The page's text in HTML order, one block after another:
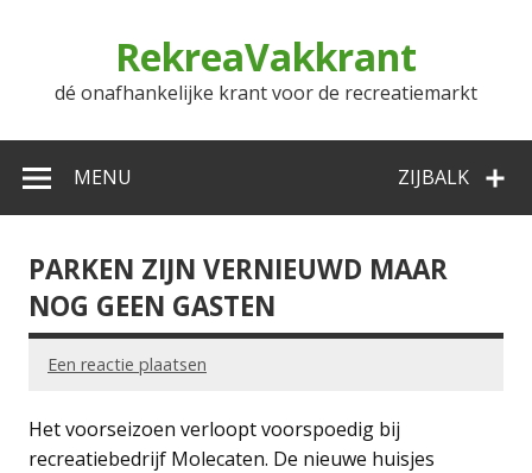
RekreaVakkrant
dé onafhankelijke krant voor de recreatiemarkt
ZIJBALK
MENU
PARKEN ZIJN VERNIEUWD MAAR
NOG GEEN GASTEN
Een reactie plaatsen
Het voorseizoen verloopt voorspoedig bij
recreatiebedrijf Molecaten. De nieuwe huisjes